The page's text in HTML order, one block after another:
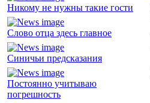
Никому не нужны такие гости
Слово отца здесь главное
Синичьи предсказания
Постоянно учитываю
погрешность